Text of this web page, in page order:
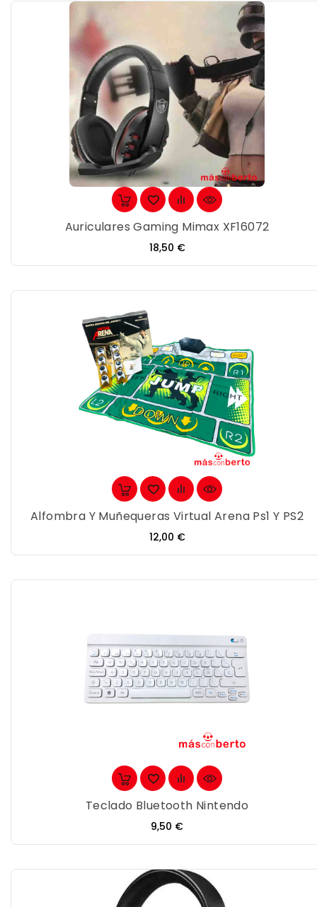
Auriculares Gaming Mimax XF16072
Precio
18,50 €
Alfombra Y Muñequeras Virtual Arena Ps1 Y PS2
Precio
12,00 €
Teclado Bluetooth Nintendo
Precio
9,50 €